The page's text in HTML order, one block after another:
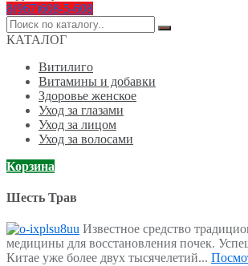
8(967)608-5-608
Поиск
по:
КАТАЛОГ
Витилиго
Витамины и добавки
Здоровье женское
Уход за глазами
Уход за лицом
Уход за волосами
Корзина
Шесть Трав
Известное средство
медицины для восстановления почек.
Китае уже более двух тысячелетий...